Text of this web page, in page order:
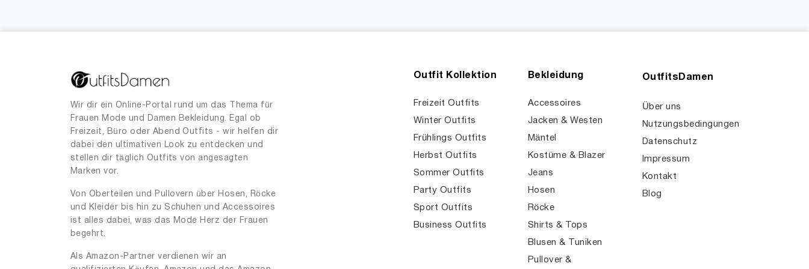
41 1
42 1
52 1
53
55
Wir dir ein Online-Portal rund um das Thema für
Frauen Mode und Damen Bekleidung. Egal ob
Freizeit, Büro oder Abend Outfits - wir helfen dir
dabei den ultimativen Look zu entdecken und
stellen dir täglich Outfits von angesagten
Marken vor.
Von Oberteilen und Pullovern über Hosen, Röcke
und Kleider bis hin zu Schuhen und Accessoires
ist alles dabei, was das Mode Herz der Frauen
begehrt.
Als Amazon-Partner verdienen wir an
Outfit Kollektion
Freizeit Outfits
Winter Outfits
Frühlings Outfits
Herbst Outfits
Sommer Outfits
Party Outfits
Sport Outfits
Business Outfits
Bekleidung
Accessoires
Jacken & Westen
Mäntel
Kostüme & Blazer
Jeans
Hosen
Röcke
Shirts & Tops
Blusen & Tuniken
Pullover &
OutfitsDamen
Über uns
Nutzungsbedingungen
Datenschutz
Impressum
Kontakt
Blog